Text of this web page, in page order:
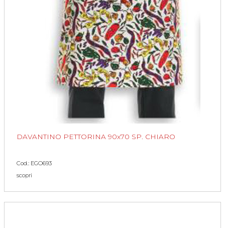
DAVANTINO PETTORINA 90x70 SP. CHIARO
Cod.: EGO693
scopri